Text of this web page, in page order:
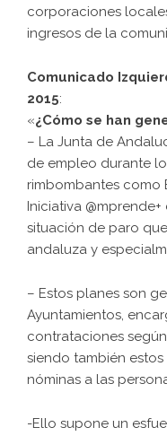
corporaciones
ingresos de la
Comunicado
2015:
«¿Cómo se han
– La Junta de
de empleo durante
rimbombantes como
Iniciativa
situación de paro
andaluza y
– Estos planes son
Ayuntamientos,
contrataciones
siendo también
nóminas a las
-Ello supone un